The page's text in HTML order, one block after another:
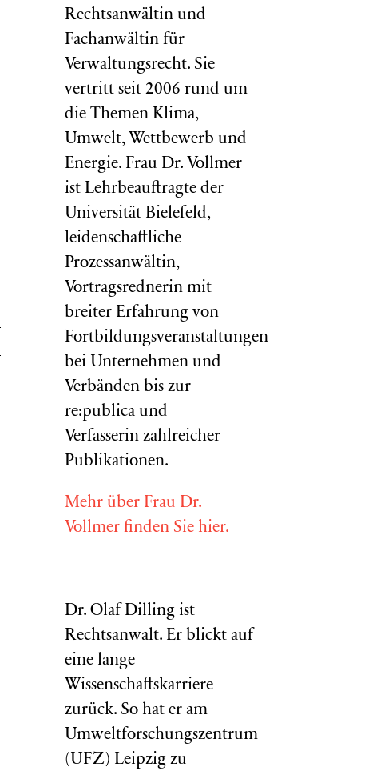
Rechtsanwältin und
Fachanwältin für
Verwaltungsrecht. Sie
vertritt seit 2006 rund um
die Themen Klima,
Umwelt, Wettbewerb und
Energie. Frau Dr. Vollmer
ist Lehrbeauftragte der
Universität Bielefeld,
leidenschaftliche
Prozessanwältin,
Vortragsrednerin mit
breiter Erfahrung von
Fortbildungsveranstaltungen
bei Unternehmen und
Verbänden bis zur
re:publica und
Verfasserin zahlreicher
Publikationen.
Mehr über Frau Dr.
Vollmer finden Sie hier.
Dr. Olaf Dilling ist
Rechtsanwalt. Er blickt auf
eine lange
Wissenschaftskarriere
zurück. So hat er am
Umweltforschungszentrum
(UFZ) Leipzig zu